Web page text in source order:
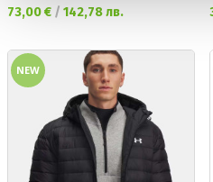
Текуща цена:
73,00 € / 142,78 лв.
NEW